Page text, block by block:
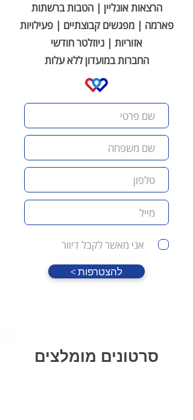
הרצאות אונליין | הטבות ברשתות
פארמה | מפגשים קבוצתיים | פעילויות
אזוריות | ניוזלטר חודשי
החברות במועדון ללא עלות
אני מאשר לקבל דיוור
< להצטרפות
סרטונים מומלצים